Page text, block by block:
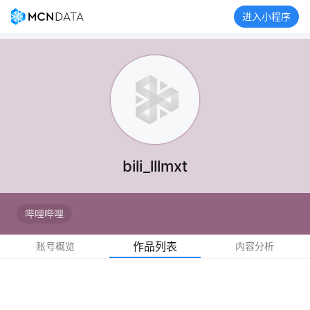
进入小程序
bili_lllmxt
哔哩哔哩
账号概览 作品列表 内容分析